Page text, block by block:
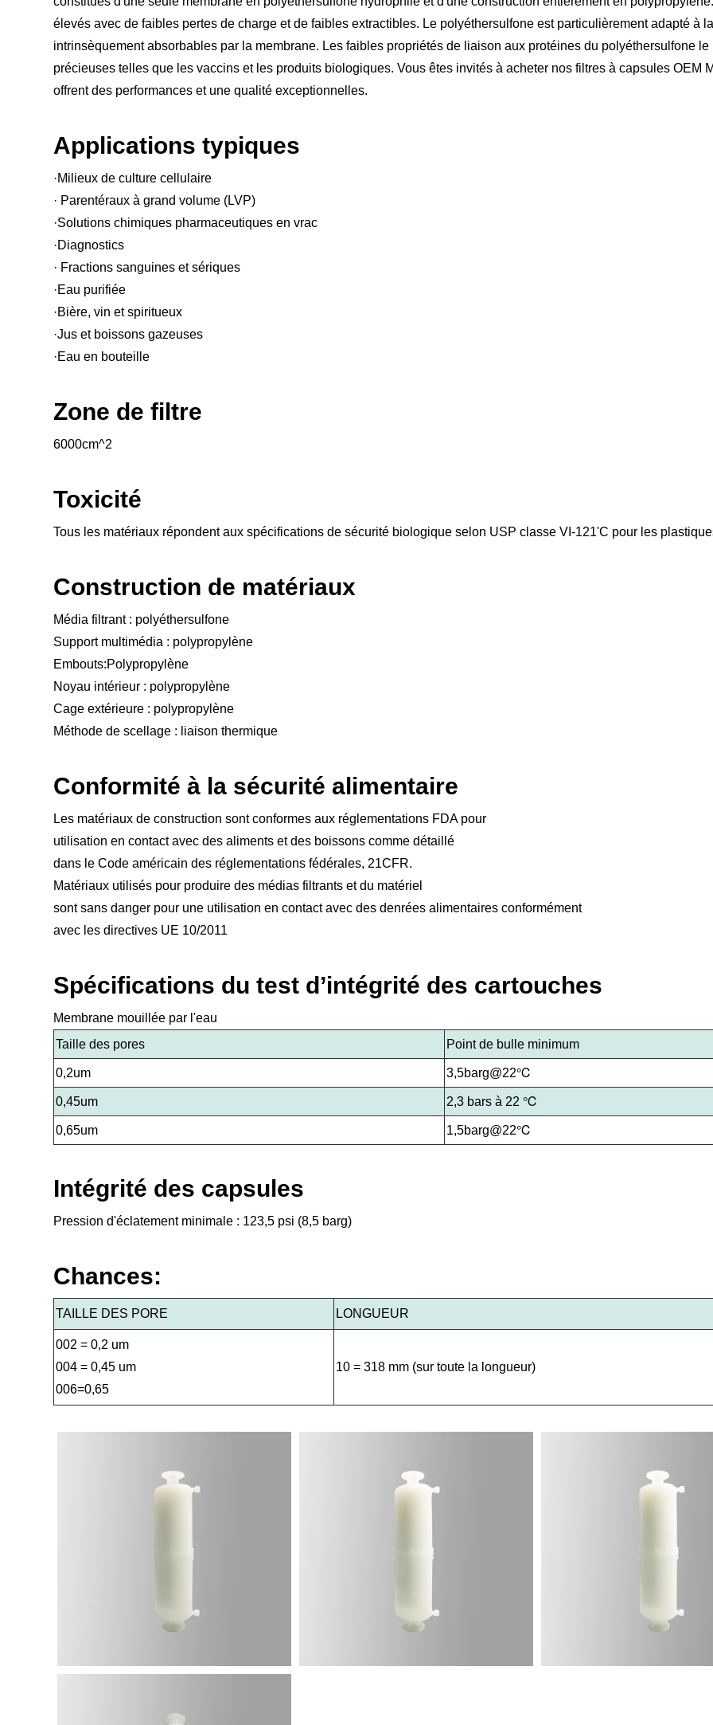
élevés avec de faibles pertes de charge et de faibles extractibles. Le polyéthersulfone est particulièrement adapté à
intrinsèquement absorbables par la membrane. Les faibles propriétés de liaison aux protéines du polyéthersulfone
précieuses telles que les vaccins et les produits biologiques. Vous êtes invités à acheter nos filtres à capsules OEM
offrent des performances et une qualité exceptionnelles.
Applications typiques
·Milieux de culture cellulaire
· Parentéraux à grand volume (LVP)
·Solutions chimiques pharmaceutiques en vrac
·Diagnostics
· Fractions sanguines et sériques
·Eau purifiée
·Bière, vin et spiritueux
·Jus et boissons gazeuses
·Eau en bouteille
Zone de filtre
6000cm^2
Toxicité
Tous les matériaux répondent aux spécifications de sécurité biologique selon USP classe VI-121'C pour les
Construction de matériaux
Média filtrant : polyéthersulfone
Support multimédia : polypropylène
Embouts:Polypropylène
Noyau intérieur : polypropylène
Cage extérieure : polypropylène
Méthode de scellage : liaison thermique
Conformité à la sécurité alimentaire
Les matériaux de construction sont conformes aux réglementations FDA pour
utilisation en contact avec des aliments et des boissons comme détaillé
dans le Code américain des réglementations fédérales, 21CFR.
Matériaux utilisés pour produire des médias filtrants et du matériel
sont sans danger pour une utilisation en contact avec des denrées alimentaires conformément
avec les directives UE 10/2011
Spécifications du test d’intégrité des cartouches
Membrane mouillée par l'eau
Taille des pores
Point de bulle minimum
0,2um 3,5barg@22℃
0,45um 2,3 bars à 22 ℃
0,65um 1,5barg@22℃
Intégrité des capsules
Pression d'éclatement minimale : 123,5 psi (8,5 barg)
Chances:
TAILLE DES PORE LONGUEUR
002 = 0,2 um
004 = 0,45 um
006=0,65
10 = 318 mm (sur toute la longueur)